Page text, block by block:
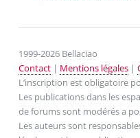
1999-2026 Bellaciao
Contact| Mentions légales|
L’inscription est obligatoire
Les publications dans les
de forums sont modérés a
Les auteurs sont